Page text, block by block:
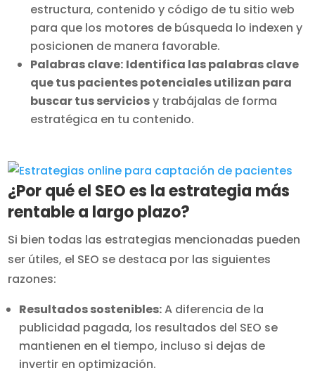
estructura, contenido y código de tu sitio web
para que los motores de búsqueda lo indexen y
posicionen de manera favorable.
Palabras clave: Identifica las palabras clave
que tus pacientes potenciales utilizan para
buscar tus serviciosy trabájalas de forma
estratégica en tu contenido.
¿Por qué el SEO es la estrategia más
rentable a largo plazo?
Si bien todas las estrategias mencionadas pueden
ser útiles, el SEO se destaca por las siguientes
razones:
Resultados sostenibles:A diferencia de la
publicidad pagada, los resultados del SEO se
mantienen en el tiempo, incluso si dejas de
invertir en optimización.